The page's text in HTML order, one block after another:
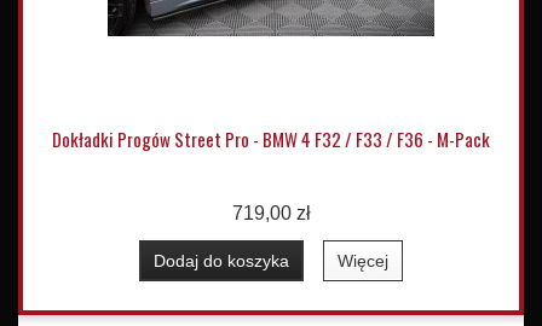
Dokładki Progów Street Pro - BMW 4 F32 / F33 / F36 - M-Pack
719,00 zł
Dodaj do koszyka Więcej